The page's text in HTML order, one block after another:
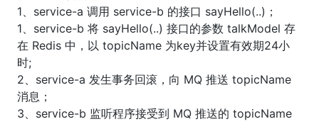
1、service-a 调用 service-b 的接口 sayHello(..)；
1、service-b 将 sayHello(..) 接口的参数 talkModel 存
在 Redis 中，以 topicName 为key并设置有效期24小
时;
2、service-a 发生事务回滚，向 MQ 推送 topicName
消息；
3、service-b 监听程序接受到 MQ 推送的 topicName